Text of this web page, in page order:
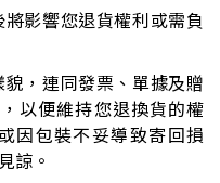
影響您退貨權利或需負
，連同發票、單據及贈
以便維持您退換貨的權
因包裝不妥導致寄回損
諒。